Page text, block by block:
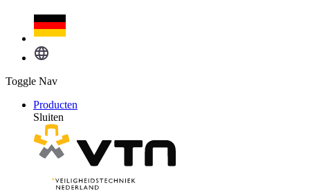
Toggle Nav
Producten
Sluiten